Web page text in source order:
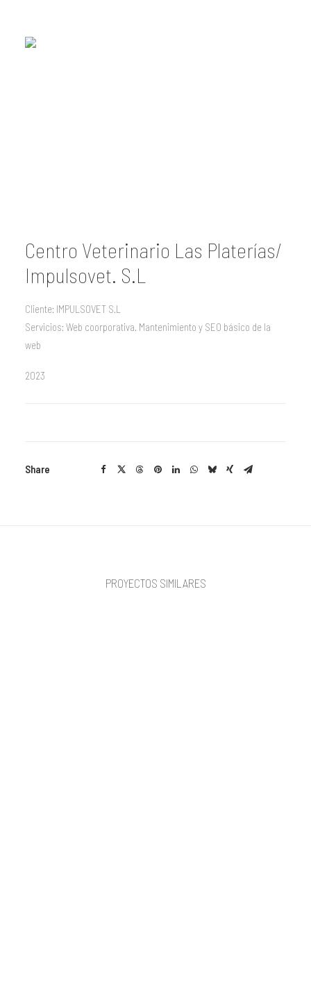
Centro Veterinario Las Platerías/
Impulsovet. S.L
Cliente: IMPULSOVET S.L
Servicios: Web coorporativa. Mantenimiento y SEO básico de la
web
2023
Share
PROYECTOS SIMILARES